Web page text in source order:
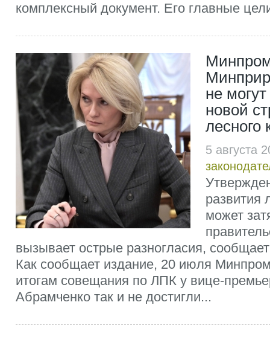
комплексный документ. Его главные
не
новой
лесного
5 августа
развития
может
вызывает острые разногласия,
Как сообщает издание, 20 июля
итогам совещания по ЛПК у вице-
Абрамченко так и не достигли...